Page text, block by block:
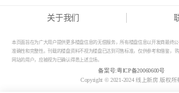
关于我们
本页面旨在为广大用户提供更多楼盘信息的无偿服务，所有楼盘信息以开发商最终
准确性和完整性。刊载的楼盘资料不视为楼盘已达到可售标准，仅供参考和借鉴，
网站的用户，应被视为已确认得悉上述立场。
备案号:粤ICP备20060600号
Copyright © 2021-2024 线上新房 版权所